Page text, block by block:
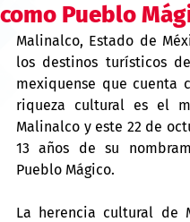
como Pueblo
Malinalco, Estado de
los destinos turísticos
mexiquense que cuenta
riqueza cultural es el
Malinalco y este 22 de
13 años de su
Pueblo Mágico.
La herencia cultural de